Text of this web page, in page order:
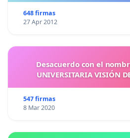
648 firmas
27 Apr 2012
Desacuerdo con el
UNIVERSITARIA VISIÓN
547 firmas
8 Mar 2020